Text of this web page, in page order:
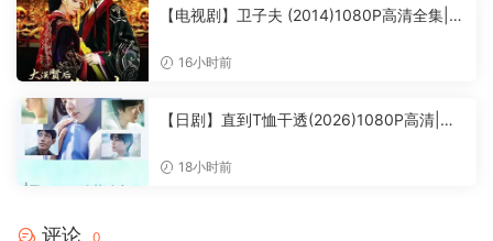
【电视剧】卫子夫 (2014)1080P高清全集|王
一代皇后的传奇，也是一段华丽辉煌的历史…
16小时前
【日剧】直到T恤干透(2026)1080P高清|苍
实而扭曲的“不伦”又名: 直到T恤干了为止|直
18小时前
评论 0